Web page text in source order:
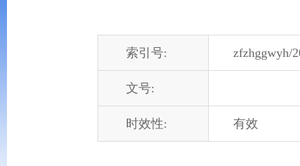
索引号: zfzhggwyh/
文号:
时效性: 有效